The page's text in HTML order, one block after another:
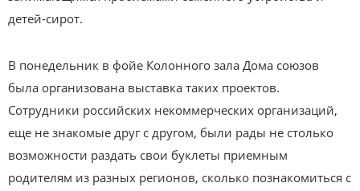
детей-сирот.
В понедельник в фойе Колонного зала Дома союзов
была организована выставка таких проектов.
Сотрудники российских некоммерческих организаций,
еще не знакомые друг с другом, были рады не столько
возможности раздать свои буклеты приемным
родителям из разных регионов, сколько познакомиться с